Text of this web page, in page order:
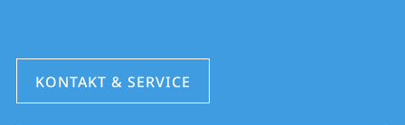
KONTAKT & SERVICE